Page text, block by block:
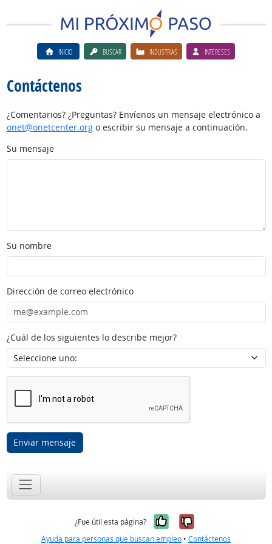
INICIO BUSCAR INDUSTRIAS INTERESES
Contáctenos
¿Comentarios? ¿Preguntas? Envíenos un mensaje electrónico a
onet@onetcenter.orgo escribir su mensaje a continuación.
Su mensaje
Su nombre
Dirección de correo electrónico
¿Cuál de los siguientes lo describe mejor?
Enviar mensaje
¿Fue útil esta página? Sí, fue útil
No, no fue
Ayuda para personas que buscan empleo • Contáctenos